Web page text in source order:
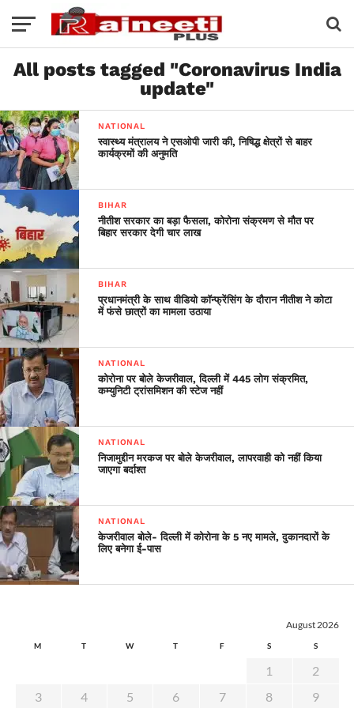
All posts tagged "Coronavirus India
update"
NATIONAL
स्वास्थ्य मंत्रालय ने एसओपी जारी की, निषिद्ध क्षेत्रों से बाहर
कार्यक्रमों की अनुमति
BIHAR
नीतीश सरकार का बड़ा फैसला, कोरोना संक्रमण से मौत पर
बिहार सरकार देगी चार लाख
BIHAR
प्रधानमंत्री के साथ वीडियो कॉन्फ्रेंसिंग के दौरान नीतीश ने कोटा
में फंसे छात्रों का मामला उठाया
NATIONAL
कोरोना पर बोले केजरीवाल, दिल्ली में 445 लोग संक्रमित,
कम्युनिटी ट्रांसमिशन की स्टेज नहीं
NATIONAL
निजामुद्दीन मरकज पर बोले केजरीवाल, लापरवाही को नहीं किया
जाएगा बर्दाश्त
NATIONAL
केजरीवाल बोले- दिल्ली में कोरोना के 5 नए मामले, दुकानदारों के
लिए बनेगा ई-पास
August 2026
M T W T F S S
1
2
3
4 5 6 7 8 9